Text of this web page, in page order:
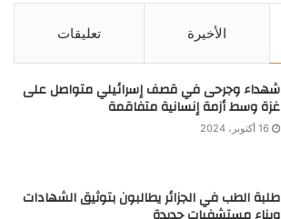
الأخيرة تعليقات
شهداء وجرحى في قصف إسرائيلي متواصل على
غزة وسط أزمة إنسانية متفاقمة
16 أكتوبر، 2024
طلبة الطب في الجزائر يطالبون بتوثيق الشهادات